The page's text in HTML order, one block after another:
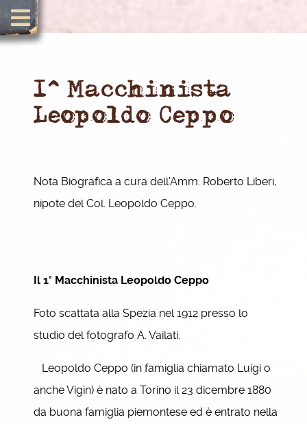
1^ Macchinista
Leopoldo Ceppo
Nota Biografica a cura dell’Amm. Roberto Liberi,
nipote del Col. Leopoldo Ceppo.
Il 1° Macchinista Leopoldo Ceppo
Foto scattata alla Spezia nel 1912 presso lo
studio del fotografo A. Vailati.
Leopoldo Ceppo (in famiglia chiamato Luigi o
anche Vigìn) è nato a Torino il 23 dicembre 1880
da buona famiglia piemontese ed è entrato nella